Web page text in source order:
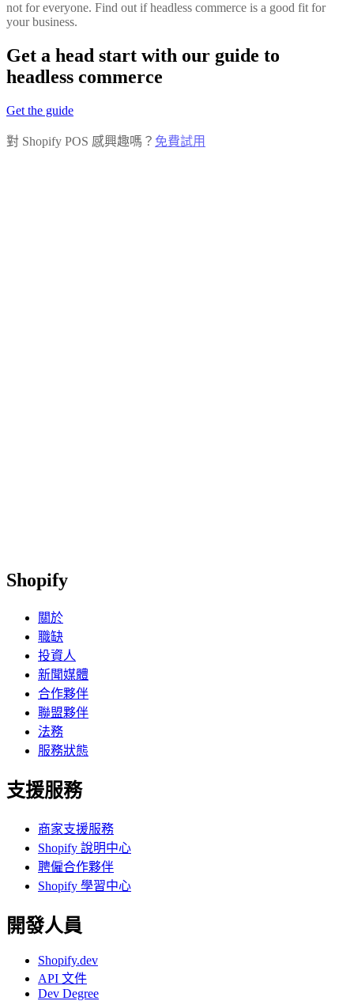
not for everyone. Find out if headless commerce is a good fit for
your business.
Get a head start with our guide to
headless commerce
Get the guide
對 Shopify POS 感興趣嗎？ 免費試用
Shopify
關於
職缺
投資人
新聞媒體
合作夥伴
聯盟夥伴
法務
服務狀態
支援服務
商家支援服務
Shopify 說明中心
聘僱合作夥伴
Shopify 學習中心
開發人員
Shopify.dev
API 文件
Dev Degree